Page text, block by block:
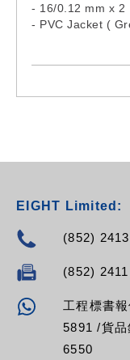
- 16/0.12 mm x 2
- PVC Jacket (
EIGHT Limited:
(852)
(852)
工程標書
5891 /貨
6550